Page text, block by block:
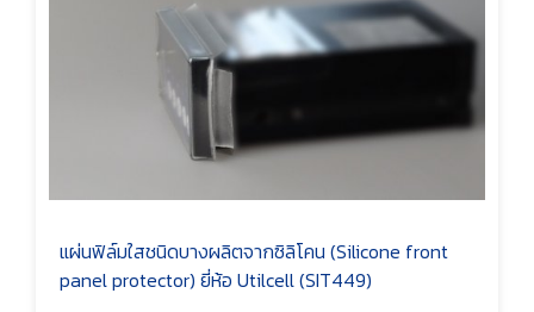
แผ่นฟิล์มใสชนิดบางผลิตจากซิลิโคน (Silicone front
panel protector) ยี่ห้อ Utilcell (SIT449)